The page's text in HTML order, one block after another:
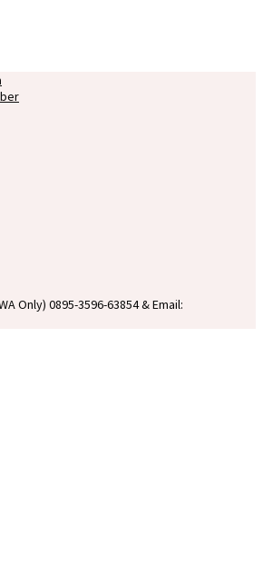
Only) 0895-3596-63854 & Email: